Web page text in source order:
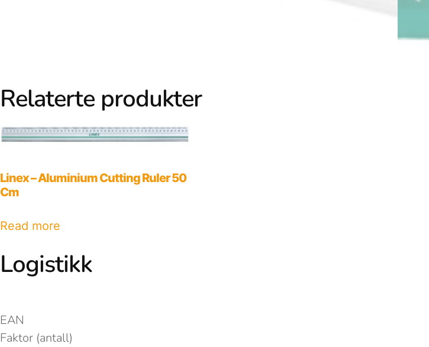
Relaterte produkter
Linex – Aluminium Cutting Ruler 50
Cm
Read more
Logistikk
EAN
Faktor (antall)